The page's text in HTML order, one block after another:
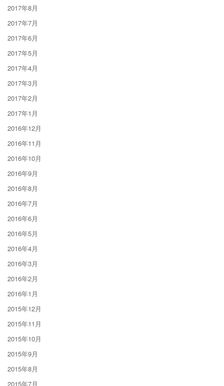
2017年8月
2017年7月
2017年6月
2017年5月
2017年4月
2017年3月
2017年2月
2017年1月
2016年12月
2016年11月
2016年10月
2016年9月
2016年8月
2016年7月
2016年6月
2016年5月
2016年4月
2016年3月
2016年2月
2016年1月
2015年12月
2015年11月
2015年10月
2015年9月
2015年8月
2015年7月